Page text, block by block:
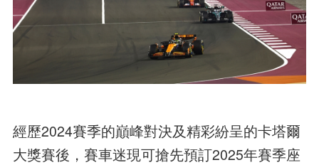
經歷2024賽季的巔峰對決及精彩紛呈的卡塔爾
大獎賽後，賽車迷現可搶先預訂2025年賽季座